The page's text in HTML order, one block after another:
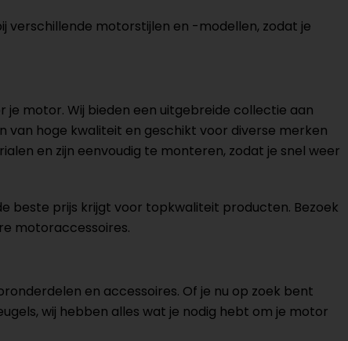
verschillende motorstijlen en -modellen, zodat je
je motor. Wij bieden een uitgebreide collectie aan
van hoge kwaliteit en geschikt voor diverse merken
en zijn eenvoudig te monteren, zodat je snel weer
beste prijs krijgt voor topkwaliteit producten. Bezoek
motoraccessoires.
en accessoires. Of je nu op zoek bent
wij hebben alles wat je nodig hebt om je motor